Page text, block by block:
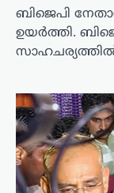
ബിജെപി
ഉയർത്തി.